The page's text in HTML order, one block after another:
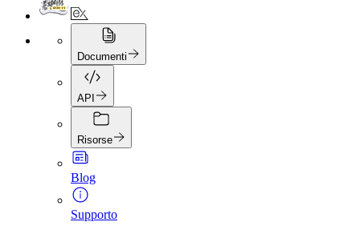
Documenti
API
Risorse
Blog
Supporto